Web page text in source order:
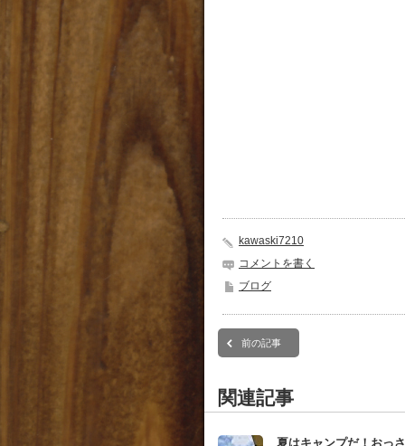
kawaski7210
コメントを書く
ブログ
前の記事
関連記事
夏はキャンプだ！おっ